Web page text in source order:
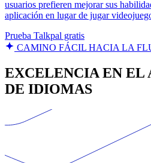
usuarios prefieren mejorar sus
aplicación en lugar de jugar
Prueba Talkpal gratis
CAMINO FÁCIL HACIA LA
EXCELENCIA EN EL
DE IDIOMAS